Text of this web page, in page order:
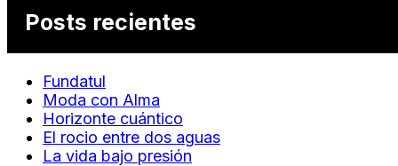
Posts recientes
Fundatul
Moda con Alma
Horizonte cuántico
El rocio entre dos aguas
La vida bajo presión